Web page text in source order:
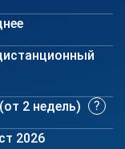
2 недель)
2026